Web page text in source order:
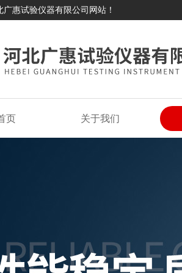
惠试验仪器有限公司网站！
页 关于我们